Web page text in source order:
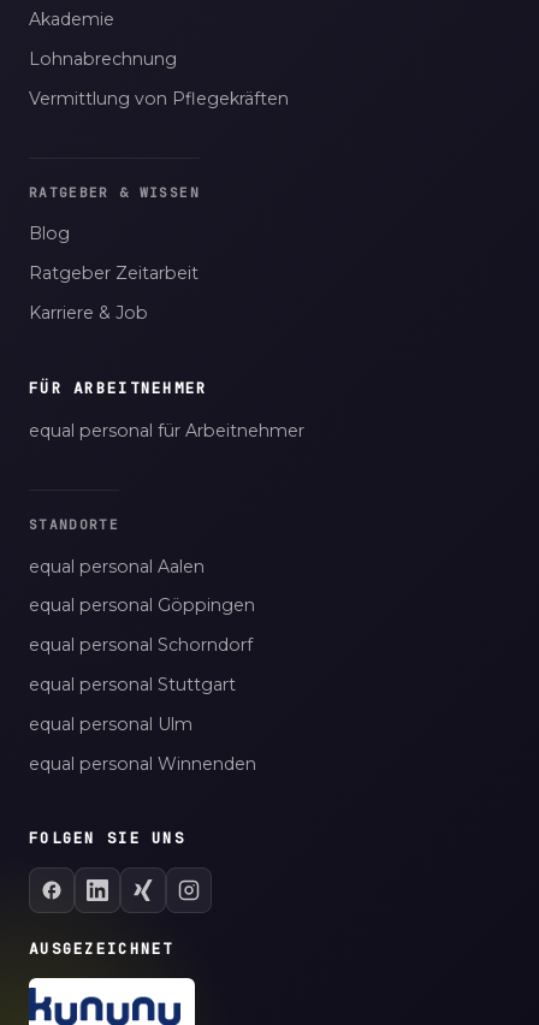
Akademie
Lohnabrechnung
Vermittlung von Pflegekräften
RATGEBER & WISSEN
Blog
Ratgeber Zeitarbeit
Karriere & Job
FÜR ARBEITNEHMER
equal personal für Arbeitnehmer
STANDORTE
equal personal Aalen
equal personal Göppingen
equal personal Schorndorf
equal personal Stuttgart
equal personal Ulm
equal personal Winnenden
FOLGEN SIE UNS
AUSGEZEICHNET